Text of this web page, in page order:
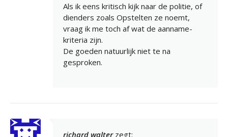
Als ik eens kritisch kijk naar de politie, of
dienders zoals Opstelten ze noemt,
vraag ik me toch af wat de aanname-
kriteria zijn.
De goeden natuurlijk niet te na
gesproken.
richard walter zegt: